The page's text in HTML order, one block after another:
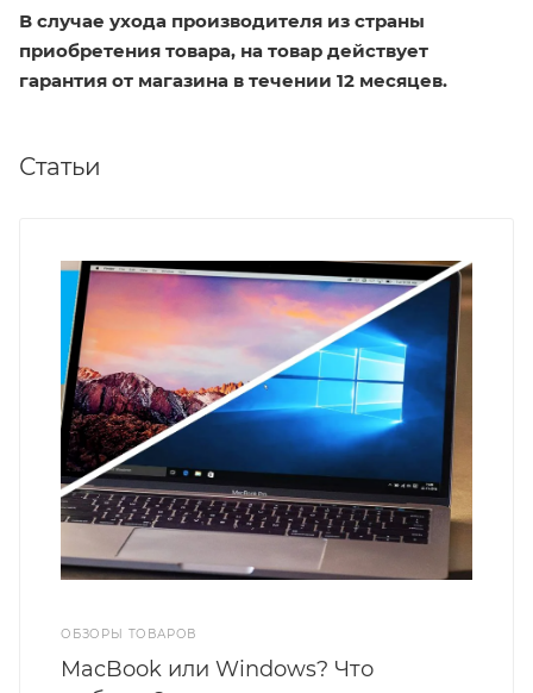
В случае ухода производителя из страны
приобретения товара, на товар действует
гарантия от магазина в течении 12 месяцев.
Статьи
ОБЗОРЫ ТОВАРОВ
MacBook или Windows? Что